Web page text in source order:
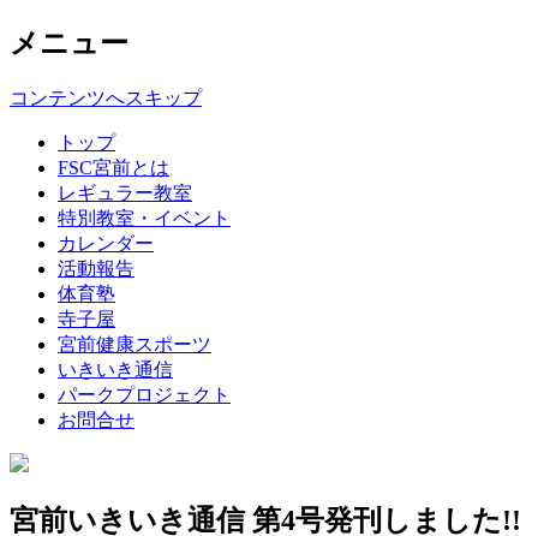
メニュー
コンテンツへスキップ
トップ
FSC宮前とは
レギュラー教室
特別教室・イベント
カレンダー
活動報告
体育塾
寺子屋
宮前健康スポーツ
いきいき通信
パークプロジェクト
お問合せ
宮前いきいき通信 第4号発刊しました!!